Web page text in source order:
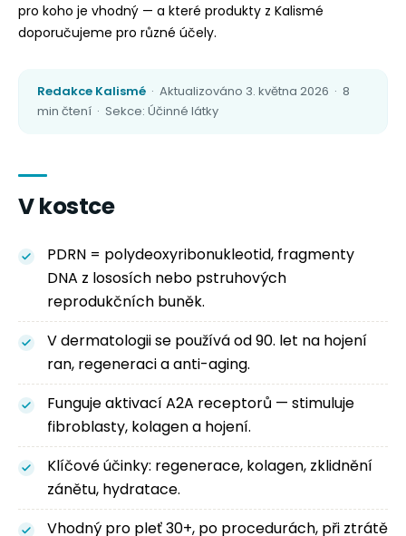
pro koho je vhodný — a které produkty z Kalismé
doporučujeme pro různé účely.
Redakce Kalismé · Aktualizováno 3. května 2026 · 8
min čtení · Sekce: Účinné látky
V kostce
PDRN = polydeoxyribonukleotid, fragmenty
DNA z lososích nebo pstruhových
reprodukčních buněk.
V dermatologii se používá od 90. let na hojení
ran, regeneraci a anti-aging.
Funguje aktivací A2A receptorů — stimuluje
fibroblasty, kolagen a hojení.
Klíčové účinky: regenerace, kolagen, zklidnění
zánětu, hydratace.
Vhodný pro pleť 30+, po procedurách, při ztrátě